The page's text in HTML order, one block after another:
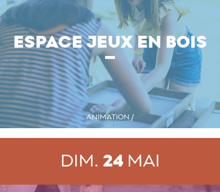
ESPACE JEUX EN BOIS
ANIMATION /
DIM. 24MAI